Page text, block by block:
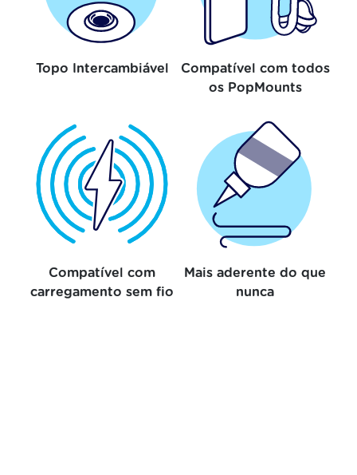
Topo Intercambiável
Compatível com todos
os PopMounts
Compatível com
carregamento sem fio
Mais aderente do que
nunca